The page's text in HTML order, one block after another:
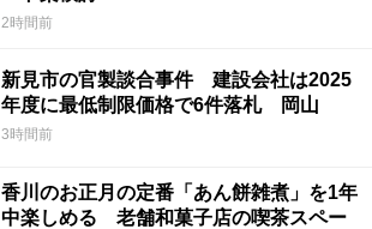
2時間前
新見市の官製談合事件 建設会社は2025
年度に最低制限価格で6件落札 岡山
3時間前
香川のお正月の定番「あん餅雑煮」を1年
中楽しめる 老舗和菓子店の喫茶スペー